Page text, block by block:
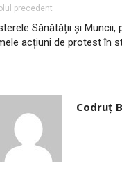
precedent
Sănătății și
acțiuni de protest în
Codruț